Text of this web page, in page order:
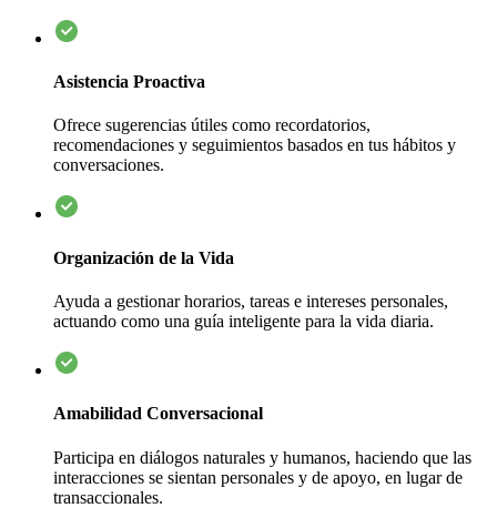
Asistencia Proactiva
Ofrece sugerencias útiles como recordatorios,
recomendaciones y seguimientos basados en tus hábitos y
conversaciones.
Organización de la Vida
Ayuda a gestionar horarios, tareas e intereses personales,
actuando como una guía inteligente para la vida diaria.
Amabilidad Conversacional
Participa en diálogos naturales y humanos, haciendo que las
interacciones se sientan personales y de apoyo, en lugar de
transaccionales.